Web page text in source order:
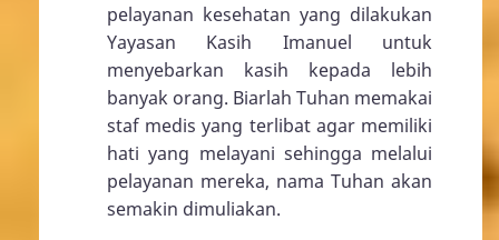
pelayanan kesehatan yang dilakukan
Yayasan Kasih Imanuel untuk
menyebarkan kasih kepada lebih
banyak orang. Biarlah Tuhan memakai
staf medis yang terlibat agar memiliki
hati yang melayani sehingga melalui
pelayanan mereka, nama Tuhan akan
semakin dimuliakan.